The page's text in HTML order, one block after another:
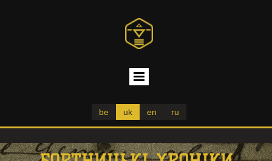
be uk en ru